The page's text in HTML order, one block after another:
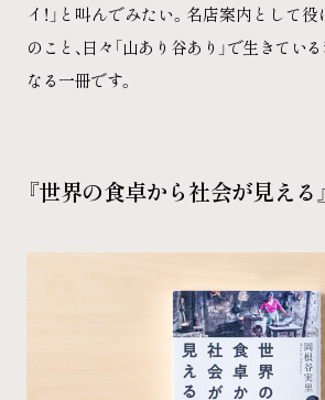
イ！」と叫んでみたい。名店案内として
のこと、日々「山あり谷あり」で生きてい
なる一冊です。
『世界の食卓から社会が見える』